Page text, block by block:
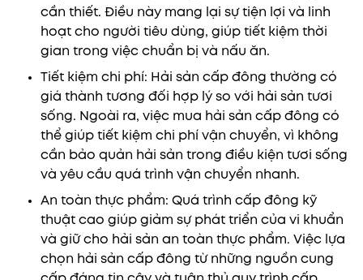
cần thiết. Điều này mang lại sự tiện lợi và linh
hoạt cho người tiêu dùng, giúp tiết kiệm thời
gian trong việc chuẩn bị và nấu ăn.
Tiết kiệm chi phí: Hải sản cấp đông thường có
giá thành tương đối hợp lý so với hải sản tươi
sống. Ngoài ra, việc mua hải sản cấp đông có
thể giúp tiết kiệm chi phí vận chuyển, vì không
cần bảo quản hải sản trong điều kiện tươi sống
và yêu cầu quá trình vận chuyển nhanh.
An toàn thực phẩm: Quá trình cấp đông kỹ
thuật cao giúp giảm sự phát triển của vi khuẩn
và giữ cho hải sản an toàn thực phẩm. Việc lựa
chọn hải sản cấp đông từ những nguồn cung